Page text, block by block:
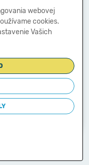
webovej
cookies.
Vašich